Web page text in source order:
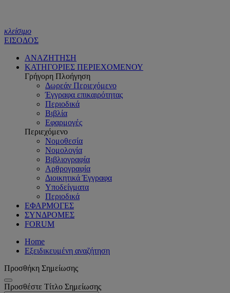
κλείσιμο
ΕΙΣΟΔΟΣ
ΑΝΑΖΗΤΗΣΗ
ΚΑΤΗΓΟΡΙΕΣ ΠΕΡΙΕΧΟΜΕΝΟΥ
Γρήγορη Πλοήγηση
Δωρεάν Περιεχόμενο
Έγγραφα επικαιρότητας
Περιοδικά
Βιβλία
Εφαρμογές
Περιεχόμενο
Νομοθεσία
Νομολογία
Βιβλιογραφία
Αρθρογραφία
Διοικητικά Έγγραφα
Υποδείγματα
Περιοδικά
ΕΦΑΡΜΟΓΕΣ
ΣΥΝΔΡΟΜΕΣ
FORUM
Home
Εξειδικευμένη αναζήτηση
Προσθήκη Σημείωσης
Προσθέστε Τίτλο Σημείωσης